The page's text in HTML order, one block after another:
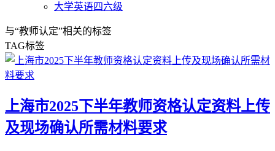
大学英语四六级
与“教师认定”相关的标签
TAG标签
上海市2025下半年教师资格认定资料上传
及现场确认所需材料要求